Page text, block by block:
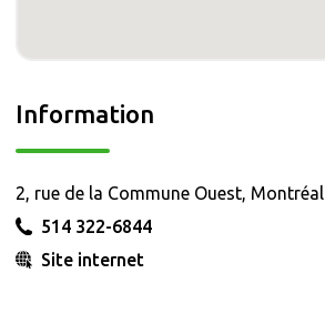
Information
2, rue de la Commune Ouest, Montréal
514 322-6844
Site internet